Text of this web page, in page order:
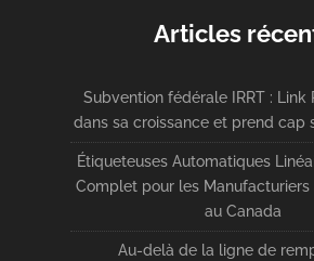
Articles
Subvention fédérale IRRT : Link
dans sa croissance et prend cap
Étiqueteuses Automatiques
Complet pour les Manufacturiers
au Canada
Au-delà de la ligne de